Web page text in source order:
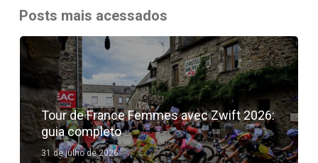
Posts mais acessados
Tour de France Femmes avec Zwift 2026:
guia completo
31 de julho de 2026